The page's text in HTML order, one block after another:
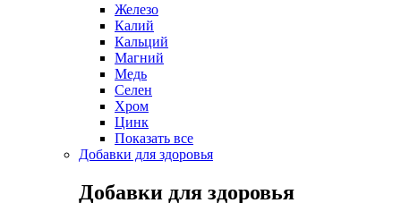
Железо
Калий
Кальций
Магний
Медь
Селен
Хром
Цинк
Показать все
Добавки для здоровья
Добавки для здоровья